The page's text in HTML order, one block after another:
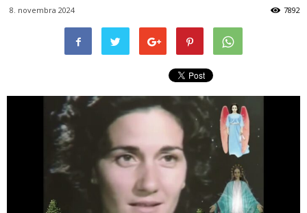
8. novembra 2024 7892